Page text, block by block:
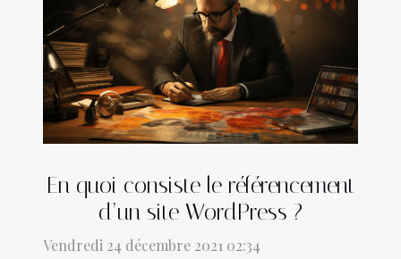
En quoi consiste le référencement
d’un site WordPress ?
Vendredi 24 décembre 2021 02:34